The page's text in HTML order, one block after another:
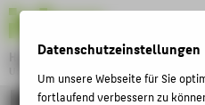
Hochschule für Technik und
University of Applied Sciences
Menu
Datenschutzeinstellungen
Um unsere Webseite für Sie
fortlaufend verbessern zu